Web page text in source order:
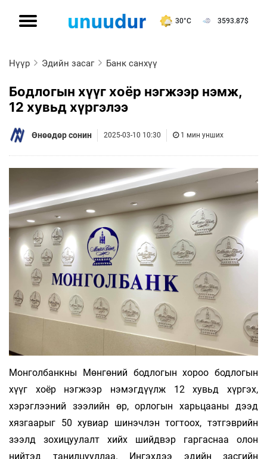
30°C 3593.87$
Нүүр Эдийн засаг Банк санхүү
Бодлогын хүүг хоёр нэгжээр нэмж,
12 хувьд хүргэлээ
Өнөөдөр сонин 2025-03-10 10:30 1 мин унших
Монголбанкны Мөнгөний бодлогын хороо бод­­­­логын
хүүг хоёр нэгжээр нэмэгдүүлж 12 хувьд хүргэх,
хэрэглээний зээлийн өр, орлогын харь­­­­­­­­цааны дээд
хязгаарыг 50 хувиар шинэч­­­­­лэн тог­­­­­тоох, тэтгэврийн
зээлд зохицуулалт хийх шийд­­­вэр гаргаснаа олон
нийтэд танилцууллаа. Ин­­­­­­­­­гэх­дээ эдийн засгийн